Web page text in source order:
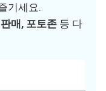
기세요.
매, 포토존 등 다